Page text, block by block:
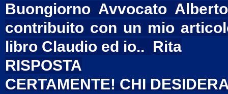
Buongiorno Avvocato
contribuito con un mio
libro Claudio ed io.. Rita
RISPOSTA
CERTAMENTE! CHI